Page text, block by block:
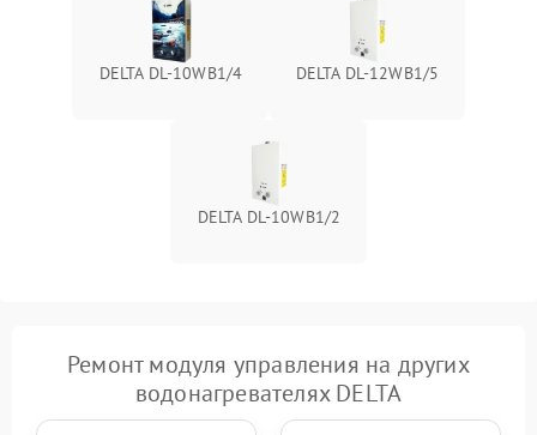
DELTA DL-10WB1/4 DELTA DL-12WB1/5
DELTA DL-10WB1/2
Ремонт модуля управления на других
водонагревателях DELTA